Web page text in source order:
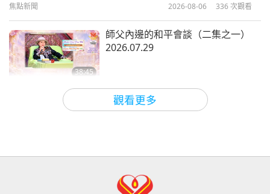
身。還有一位西班牙人，他經常來這裡。看看這個。
你們兩位站起來。你和你，站起來。看看他們，看看
他們，是不是很像雙胞胎？你沒那麼像，但是他們兩
位。轉過去，轉過去，轉過去讓大家看看，轉過去。
一位來自智利，另一位來自？（阿根廷。）阿根廷。
另一位呢？（智利。）也是智利，你們看，他們看起
視台當主持人。好，請坐下，坐下。你們不覺得嗎？
54:50
從事農耕自然更快樂（三集之一）
2017-12-24
觀看更多
焦點新聞 2026-08-06 336次觀看
38:45
師父內邊的和平會談（二集之一）
2026.07.29
2026-08-06
25:38